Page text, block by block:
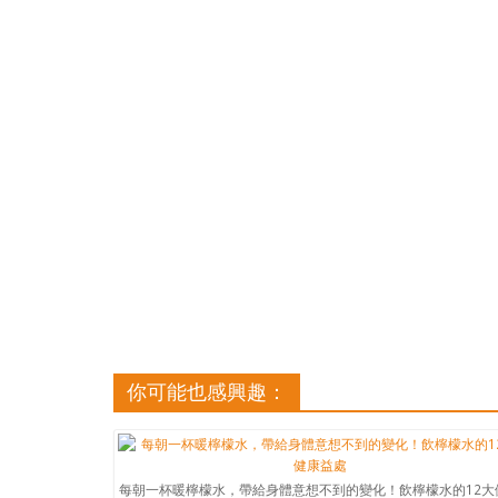
你可能也感興趣：
每朝一杯暖檸檬水，帶給身體意想不到的變化！飲檸檬水的12大